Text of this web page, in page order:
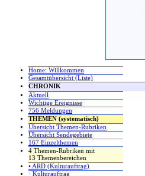
Home: Willkommen
Gesamtübersicht (Liste)
CHRONIK
Aktuell
Wichtige Ereignisse
756 Meldungen
THEMEN (systematisch)
Übersicht Themen-Rubriken
Übersicht Sendegebiete
167 Einzelthemen
4 Themen-Rubriken mit
13 Themenbereichen
• ARD (Kulturauftrag)
· Kulturauftrag